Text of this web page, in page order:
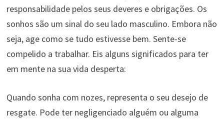
responsabilidade pelos seus deveres e obrigações. Os
sonhos são um sinal do seu lado masculino. Embora não
seja, age como se tudo estivesse bem. Sente-se
compelido a trabalhar. Eis alguns significados para ter
em mente na sua vida desperta:
Quando sonha com nozes, representa o seu desejo de
resgate. Pode ter negligenciado alguém ou alguma